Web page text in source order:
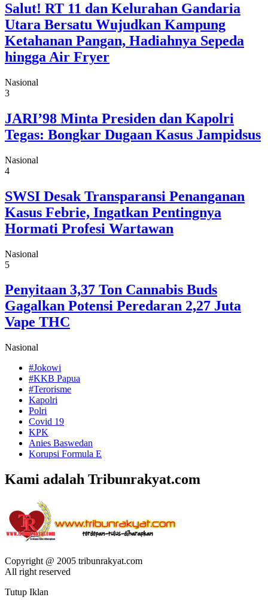
Salut! RT 11 dan Kelurahan Gandaria
Utara Bersatu Wujudkan Kampung
Ketahanan Pangan, Hadiahnya Sepeda
hingga Air Fryer
Nasional
3
JARI’98 Minta Presiden dan Kapolri
Tegas: Bongkar Dugaan Kasus Jampidsus
Nasional
4
SWSI Desak Transparansi Penanganan
Kasus Febrie, Ingatkan Pentingnya
Hormati Profesi Wartawan
Nasional
5
Penyitaan 3,37 Ton Cannabis Buds
Gagalkan Potensi Peredaran 2,27 Juta
Vape THC
Nasional
#Jokowi
#KKB Papua
#Terorisme
Kapolri
Polri
Covid 19
KPK
Anies Baswedan
Korupsi Formula E
Kami adalah Tribunrakyat.com
Copyright @ 2005 tribunrakyat.com
All right reserved
Tutup Iklan